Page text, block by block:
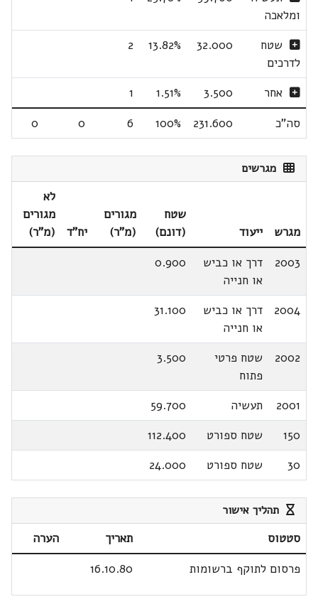
ומלאכה
שטח
לדרכים
32.000
13.82%
2
אחר 3.500
1.51%
1
סה"כ
231.600
100%
6
0
0
מגרשים
מגרש ייעוד
שטח
(דונם)
מגורים
(מ"ר)
יח"ד
לא
מגורים
(מ"ר)
2003
דרך או כביש
או חנייה
0.900
2004
דרך או כביש
או חנייה
31.100
2002
שטח פרטי
פתוח
3.500
2001 תעשיה
59.700
150
שטח ספורט
112.400
30
שטח ספורט 24.000
תהליך אישור
סטטוס תאריך
הערה
פרסום לתוקף ברשומות
16.10.80